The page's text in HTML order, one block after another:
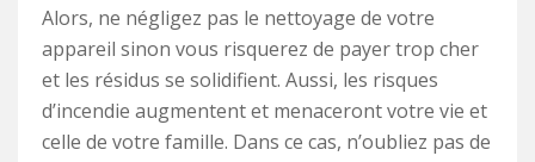
Alors, ne négligez pas le nettoyage de votre
appareil sinon vous risquerez de payer trop cher
et les résidus se solidifient. Aussi, les risques
d’incendie augmentent et menaceront votre vie et
celle de votre famille. Dans ce cas, n’oubliez pas de